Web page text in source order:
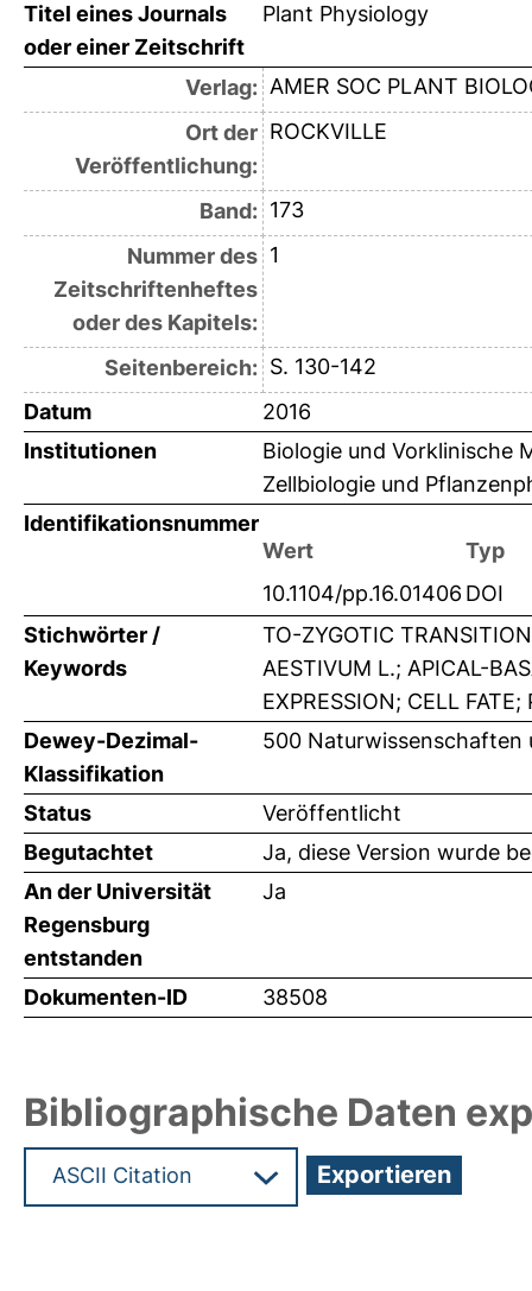
Titel eines Journals
oder einer Zeitschrift
Plant Physiology
Verlag: AMER SOC PLANT
Ort der
Veröffentlichung:
ROCKVILLE
Band: 173
Nummer des
Zeitschriftenheftes
oder des Kapitels:
1
Seitenbereich: S. 130-142
Datum
2016
Institutionen
Biologie und Vorklinische
Zellbiologie und
Identifikationsnummer
Wert
Typ
10.1104/pp.16.01406 DOI
Stichwörter /
Keywords
TO-ZYGOTIC
AESTIVUM L.; APICAL-
EXPRESSION; CELL
Dewey-Dezimal-
Klassifikation
500 Naturwissenschaften
Status
Veröffentlicht
Begutachtet
Ja, diese Version wurde
An der Universität
Regensburg
entstanden
Ja
Dokumenten-ID 38508
Bibliographische Daten